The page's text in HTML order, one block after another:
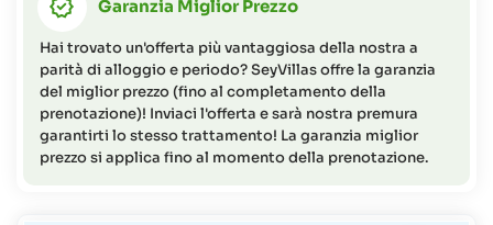
Garanzia Miglior Prezzo
Hai trovato un'offerta più vantaggiosa della nostra a
parità di alloggio e periodo? SeyVillas offre la garanzia
del miglior prezzo (fino al completamento della
prenotazione)! Inviaci l'offerta e sarà nostra premura
garantirti lo stesso trattamento! La garanzia miglior
prezzo si applica fino al momento della prenotazione.